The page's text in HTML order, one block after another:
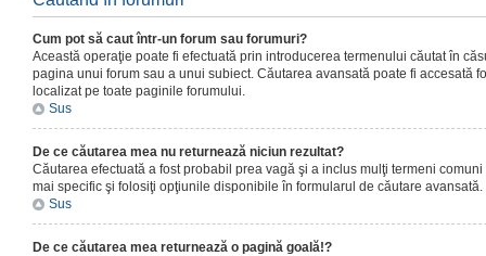
Cum pot să caut într-un forum sau forumuri?
Această operaţie poate fi efectuată prin introducerea termenului căutat în
pagina unui forum sau a unui subiect. Căutarea avansată poate fi accesată
localizat pe toate paginile forumului.
Sus
De ce căutarea mea nu returnează niciun rezultat?
Căutarea efectuată a fost probabil prea vagă şi a inclus mulţi termeni
mai specific şi folosiţi opţiunile disponibile în formularul de căutare avansată.
Sus
De ce căutarea mea returnează o pagină goală!?